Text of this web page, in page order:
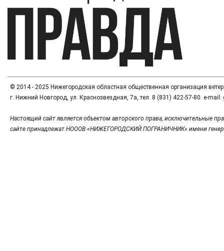
© 2014 - 2025 Нижегородская областная общественная организация
г. Нижний Новгород, ул. Краснозвездная, 7а, тел. 8 (831) 422-57-80. e-
Настоящий сайт является объектом авторского права, исключительные
сайте принадлежат НОООВ «НИЖЕГОРОДСКИЙ ПОГРАНИЧНИК» имени